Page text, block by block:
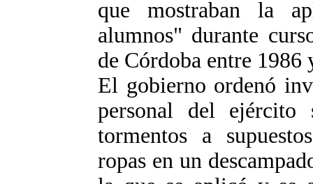
que mostraban la
alumnos" durante
de Córdoba entre 1986
El gobierno ordenó
personal del ejército
tormentos a
ropas en un